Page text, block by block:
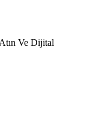
Ve Dijital